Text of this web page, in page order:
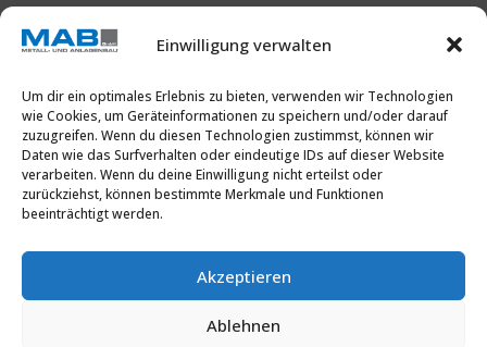
Einwilligung verwalten
Um dir ein optimales Erlebnis zu bieten, verwenden wir Technologien
wie Cookies, um Geräteinformationen zu speichern und/oder darauf
zuzugreifen. Wenn du diesen Technologien zustimmst, können wir
Daten wie das Surfverhalten oder eindeutige IDs auf dieser Website
verarbeiten. Wenn du deine Einwilligung nicht erteilst oder
zurückziehst, können bestimmte Merkmale und Funktionen
beeinträchtigt werden.
Akzeptieren
Ablehnen
DATENSCHUTZ